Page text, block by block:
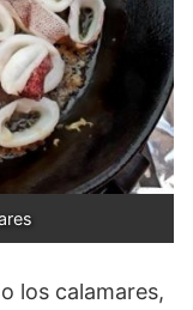
los calamares,